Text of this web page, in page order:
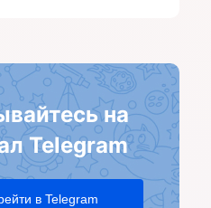
на
Telegram
в Telegram